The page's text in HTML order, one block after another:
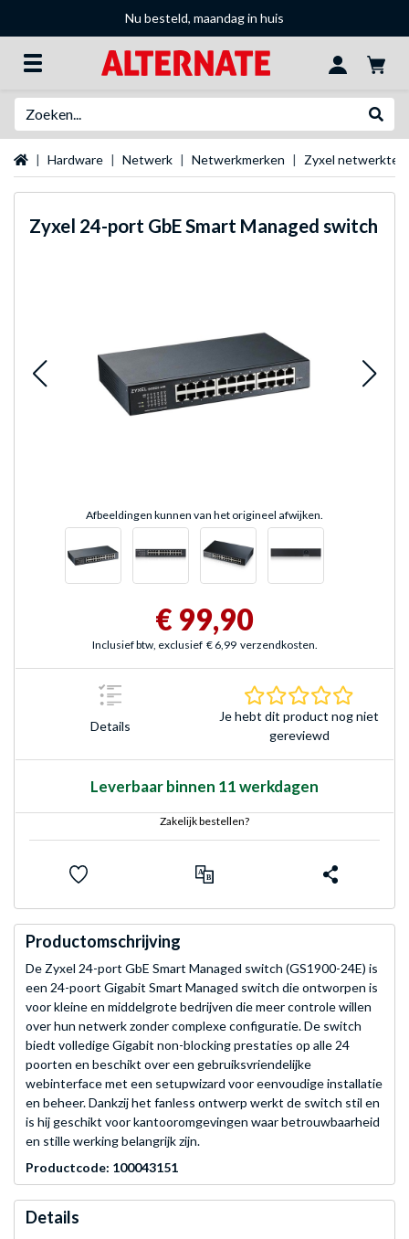
Nu besteld, maandag in huis
Startpagina
Hardware Netwerk Netwerkmerken Zyxel
Zyxel 24-port GbE Smart Managed switch
Afbeeldingen kunnen van het origineel afwijken.
€ 99,90
Inclusief btw, exclusief € 6,99 verzendkosten.
Details
Je hebt dit product nog niet
gereviewd
Leverbaar binnen 11 werkdagen
Zakelijk bestellen?
Productomschrijving
De Zyxel 24-port GbE Smart Managed switch (GS1900-24E) is
een 24-poort Gigabit Smart Managed switch die ontworpen is
voor kleine en middelgrote bedrijven die meer controle willen
over hun netwerk zonder complexe configuratie. De switch
biedt volledige Gigabit non-blocking prestaties op alle 24
poorten en beschikt over een gebruiksvriendelijke
webinterface met een setupwizard voor eenvoudige installatie
en beheer. Dankzij het fanless ontwerp werkt de switch stil en
is hij geschikt voor kantooromgevingen waar betrouwbaarheid
en stille werking belangrijk zijn.
Productcode: 100043151
Details